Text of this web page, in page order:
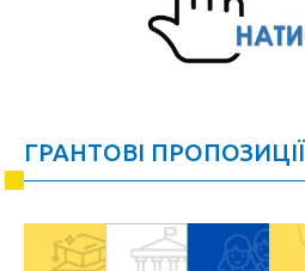
ГРАНТОВІ ПРОПОЗИЦІЇ